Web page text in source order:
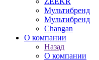
Мультибренд
Мультибренд
Сhangan
О компании
Назад
О компании